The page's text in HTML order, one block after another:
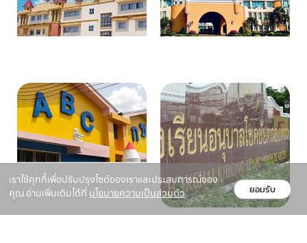
เราใช้คุกกี้เพื่อปรับปรุงไซต์ของเราและประสบการณ์ของ
คุณ อ่านเพิ่มเติมได้ที่ นโยบายความเป็นส่วนตัว ยอมรับ